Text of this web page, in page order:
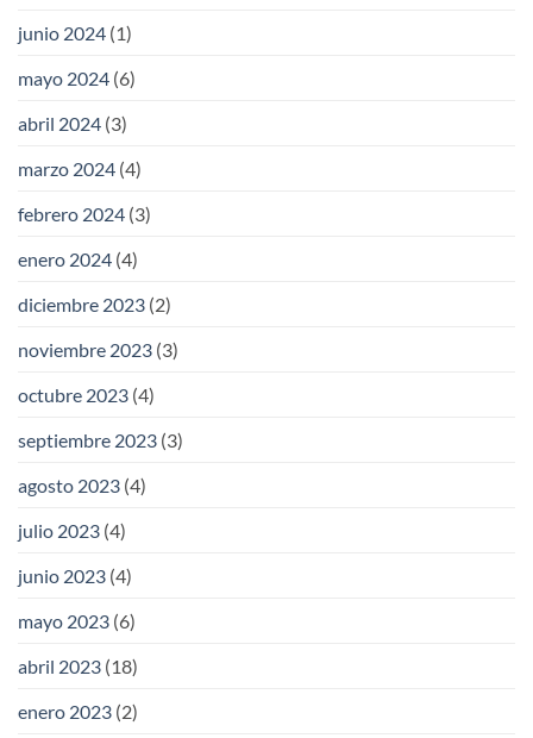
junio 2024 (1)
mayo 2024 (6)
abril 2024 (3)
marzo 2024 (4)
febrero 2024 (3)
enero 2024 (4)
diciembre 2023 (2)
noviembre 2023 (3)
octubre 2023 (4)
septiembre 2023 (3)
agosto 2023 (4)
julio 2023 (4)
junio 2023 (4)
mayo 2023 (6)
abril 2023 (18)
enero 2023 (2)